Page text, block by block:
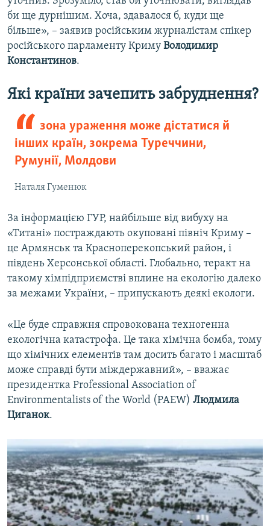
би ще дурнішим. Хоча, здавалося б, куди ще
більше», – заявив російським журналістам спікер
російського парламенту Криму Володимир
Константинов.
Які країни зачепить забруднення?
зона ураження може дістатися й
інших країн, зокрема Туреччини,
Румунії, Молдови
Наталя Гуменюк
За інформацією ГУР, найбільше від вибуху на
«Титані» постраждають окуповані північ Криму –
це Армянськ та Красноперекопський район, і
південь Херсонської області. Глобально, теракт на
такому хімпідприємстві вплине на екологію далеко
за межами України, – припускають деякі екологи.
«Це буде справжня спровокована техногенна
екологічна катастрофа. Це така хімічна бомба, тому
що хімічних елементів там досить багато і масштаб
може справді бути міждержавний», – вважає
президентка Professional Association of
Environmentalists of the World (PAEW) Людмила
Циганок.